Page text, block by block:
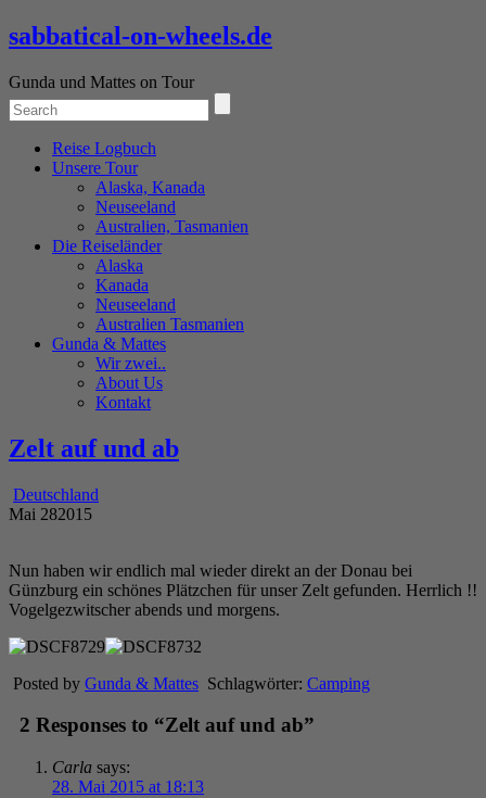
sabbatical-on-wheels.de
Gunda und Mattes on Tour
Reise Logbuch
Unsere Tour
Alaska, Kanada
Neuseeland
Australien, Tasmanien
Die Reiseländer
Alaska
Kanada
Neuseeland
Australien Tasmanien
Gunda & Mattes
Wir zwei..
About Us
Kontakt
Zelt auf und ab
Deutschland
Mai 282015
Nun haben wir endlich mal wieder direkt an der Donau bei
Günzburg ein schönes Plätzchen für unser Zelt gefunden. Herrlich !!
Vogelgezwitscher abends und morgens.
Posted by Gunda & Mattes Schlagwörter: Camping
2 Responses to “Zelt auf und ab”
Carla says:
28. Mai 2015 at 18:13